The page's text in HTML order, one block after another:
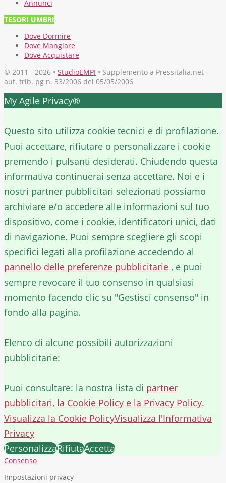
Annunci
TESORI UMBRI
Dove Dormire
Dove Mangiare
Dove Acquistare
© 2011 - 2026 • StudioEMPI • Supplemento a Pressitalia.net -
aut. trib. pg n. 33/2006 del 05/05/2006
My Agile Privacy®
Questo sito utilizza cookie tecnici e di profilazione.
Puoi accettare, rifiutare o personalizzare i cookie
premendo i pulsanti desiderati. Chiudendo questa
informativa continuerai senza accettare. Noi e i
nostri partner pubblicitari selezionati possiamo
archiviare e/o accedere alle informazioni sul tuo
dispositivo, come i cookie, identificatori unici, dati
di navigazione. Puoi sempre scegliere gli scopi
specifici legati alla profilazione accedendo al
pannello delle preferenze pubblicitarie , e puoi
sempre revocare il tuo consenso in qualsiasi
momento facendo clic su "Gestisci consenso" in
fondo alla pagina.
Elenco di alcune possibili autorizzazioni
pubblicitarie:
Puoi consultare: la nostra lista di partner
pubblicitari, la Cookie Policy e la Privacy Policy.
Visualizza la Cookie PolicyVisualizza l'Informativa
Privacy
PersonalizzaRifiutaAccetta
Consenso
Impostazioni privacy